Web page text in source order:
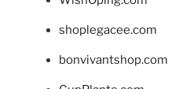
shoplegacee.com
bonvivantshop.com